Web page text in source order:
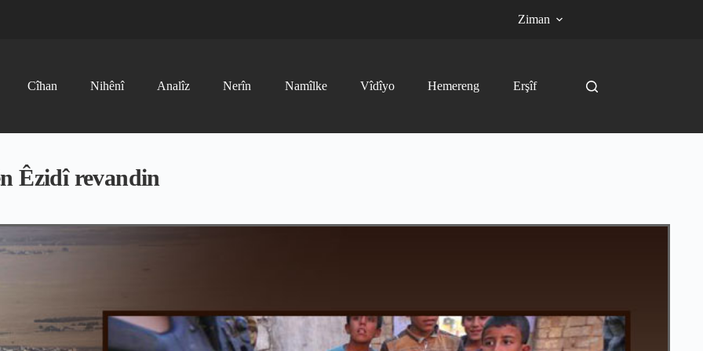
Ziman
Cîhan Nihênî Analîz Nerîn Namîlke Vîdîyo Hemereng Erşîf
Êzidî revandin